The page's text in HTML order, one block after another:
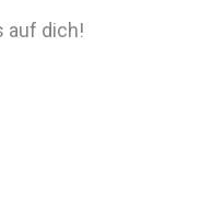
auf dich!